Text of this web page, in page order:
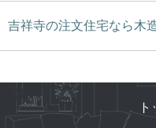
吉祥寺の注文住宅なら木